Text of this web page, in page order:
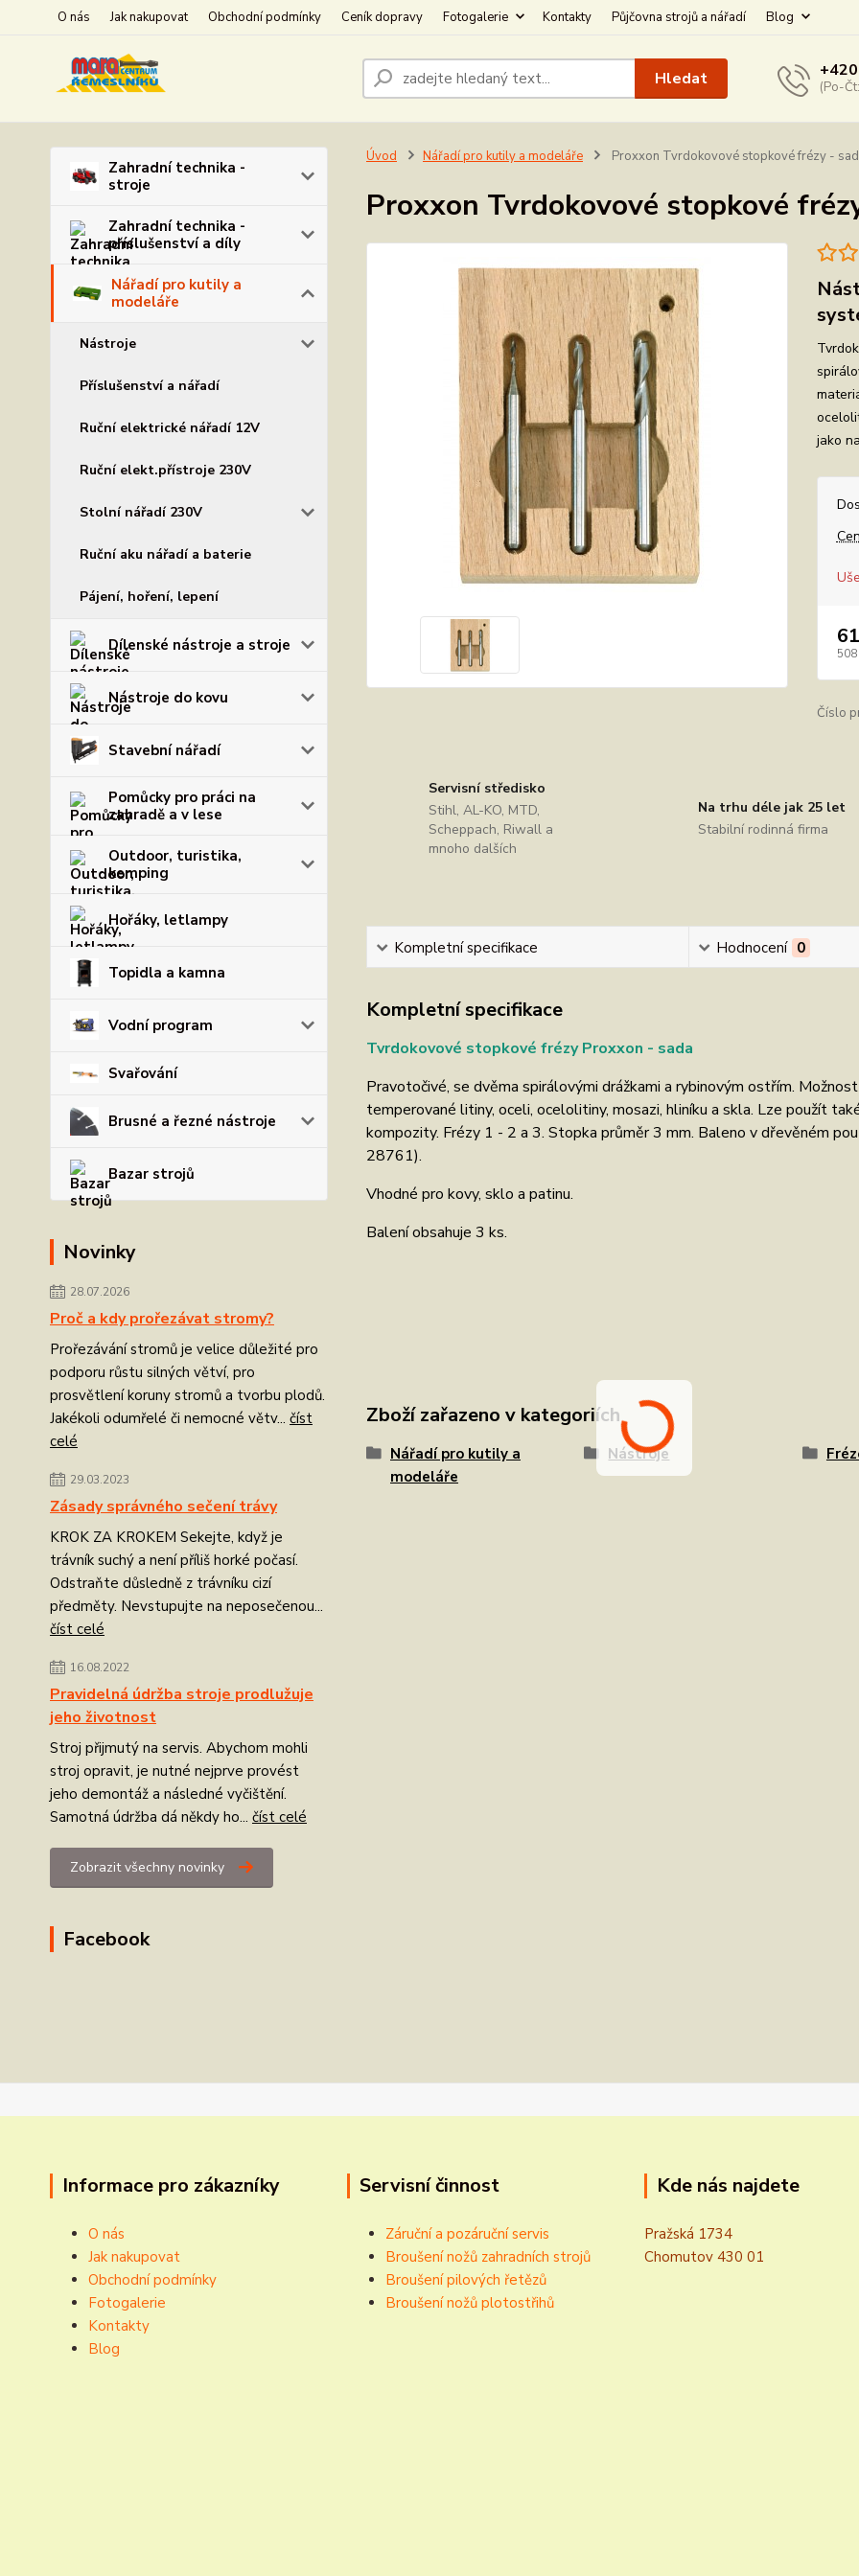
O nás Jak nakupovat Obchodní podmínky Ceník dopravy Fotogalerie Kontakty Půjčovna strojů a nářadí Blog
Hledat (Po-
Zahradní technika -
stroje
Zahradní technika -
příslušenství a díly
Nářadí pro kutily a
modeláře
Nástroje
Příslušenství a nářadí
Ruční elektrické nářadí 12V
Ruční elekt.přístroje 230V
Stolní nářadí 230V
Ruční aku nářadí a baterie
Pájení, hoření, lepení
Dílenské nástroje a stroje
Nástroje do kovu
Stavební nářadí
Pomůcky pro práci na
zahradě a v lese
Outdoor, turistika,
kemping
Hořáky, letlampy
Topidla a kamna
Vodní program
Svařování
Brusné a řezné nástroje
Bazar strojů
Novinky
28.07.2026
Proč a kdy prořezávat stromy?
Prořezávání stromů je velice důležité pro
podporu růstu silných větví, pro
prosvětlení koruny stromů a tvorbu plodů.
Jakékoli odumřelé či nemocné větv... číst
celé
29.03.2023
Zásady správného sečení trávy
KROK ZA KROKEM Sekejte, když je
trávník suchý a není příliš horké počasí.
Odstraňte důsledně z trávníku cizí
předměty. Nevstupujte na neposečenou...
číst celé
16.08.2022
Pravidelná údržba stroje prodlužuje
jeho životnost
Stroj přijmutý na servis. Abychom mohli
stroj opravit, je nutné nejprve provést
jeho demontáž a následné vyčištění.
Samotná údržba dá někdy ho... číst celé
Zobrazit všechny novinky
Facebook
Úvod Nářadí pro kutily a modeláře Proxxon Tvrdokovové stopkové frézy -
Proxxon Tvrdokovové stopkové
jako
508
Číslo
Servisní středisko
Stihl, AL-KO, MTD,
Scheppach, Riwall a
mnoho dalších
Na trhu déle jak 25 let
Stabilní rodinná firma
Kompletní specifikace Hodnocení 0
Kompletní specifikace
Tvrdokovové stopkové frézy Proxxon - sada
Pravotočivé, se dvěma spirálovými drážkami a rybinovým ostřím.
temperované litiny, oceli, ocelolitiny, mosazi, hliníku a skla. Lze použít
kompozity. Frézy 1 - 2 a 3. Stopka průměr 3 mm. Baleno v dřevěném
28761).
Vhodné pro kovy, sklo a patinu.
Balení obsahuje 3 ks.
Zboží zařazeno v kategoriích
Nářadí pro kutily a
modeláře
Nástroje
Informace pro zákazníky
O nás
Jak nakupovat
Obchodní podmínky
Fotogalerie
Kontakty
Blog
Servisní činnost
Záruční a pozáruční servis
Broušení nožů zahradních strojů
Broušení pilových řetězů
Broušení nožů plotostřihů
Kde nás najdete
Pražská 1734
Chomutov 430 01